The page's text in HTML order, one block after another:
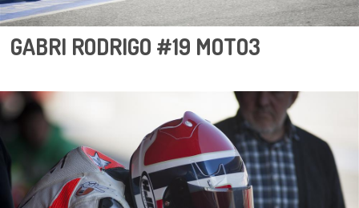
GABRI RODRIGO #19 MOTO3